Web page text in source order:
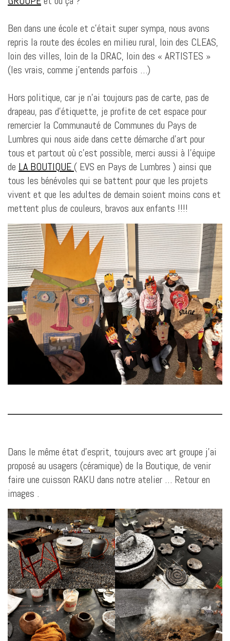
Ben dans une école et c’était super sympa, nous avons
repris la route des écoles en milieu rural, loin des CLEAS,
loin des villes, loin de la DRAC, loin des « ARTISTES »
(les vrais, comme j’entends parfois …)
Hors politique, car je n’ai toujours pas de carte, pas de
drapeau, pas d’étiquette, je profite de cet espace pour
remercier la Communauté de Communes du Pays de
Lumbres qui nous aide dans cette démarche d’art pour
tous et partout où c’est possible, merci aussi à l’équipe
de LA BOUTIQUE( EVS en Pays de Lumbres ) ainsi que
tous les bénévoles qui se battent pour que les projets
vivent et que les adultes de demain soient moins cons et
mettent plus de couleurs, bravos aux enfants !!!!
Dans le même état d’esprit, toujours avec art groupe j’ai
proposé au usagers (céramique) de la Boutique, de venir
faire une cuisson RAKU dans notre atelier … Retour en
images .